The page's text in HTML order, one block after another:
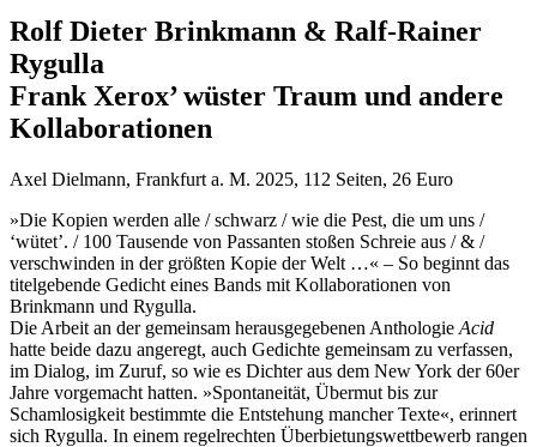
Rolf Dieter Brinkmann & Ralf-Rainer
Rygulla
Frank Xerox’ wüster Traum und andere
Kollaborationen
Axel Dielmann, Frankfurt a. M. 2025, 112 Seiten, 26 Euro
»Die Kopien werden alle / schwarz / wie die Pest, die um uns /
‘wütet’. / 100 Tausende von Passanten stoßen Schreie aus / & /
verschwinden in der größten Kopie der Welt …« – So beginnt das
titelgebende Gedicht eines Bands mit Kollaborationen von
Brinkmann und Rygulla.
Die Arbeit an der gemeinsam herausgegebenen Anthologie Acid
hatte beide dazu angeregt, auch Gedichte gemeinsam zu verfassen,
im Dialog, im Zuruf, so wie es Dichter aus dem New York der 60er
Jahre vorgemacht hatten. »Spontaneität, Übermut bis zur
Schamlosigkeit bestimmte die Entstehung mancher Texte«, erinnert
sich Rygulla. In einem regelrechten Überbietungswettbewerb rangen